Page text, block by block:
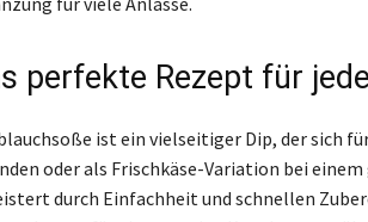
perfekte Rezept für
ist ein vielseitiger Dip, der sich
oder als Frischkäse-Variation bei
durch Einfachheit und schnellen